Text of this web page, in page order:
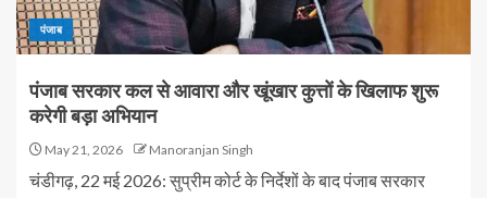
पंजाब
पंजाब सरकार कल से आवारा और खूंखार कुत्तों के खिलाफ शुरू
करेगी बड़ा अभियान
May 21, 2026 Manoranjan Singh
चंडीगढ़, 22 मई 2026: सुप्रीम कोर्ट के निर्देशों के बाद पंजाब सरकार